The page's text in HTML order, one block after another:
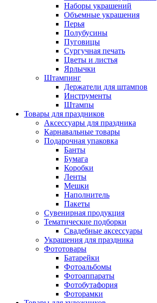
Наборы украшений
Объемные украшения
Перья
Полубусины
Пуговицы
Сургучная печать
Цветы и листья
Ярлычки
Штампинг
Держатели для штампов
Инструменты
Штампы
Товары для праздников
Аксессуары для праздника
Карнавальные товары
Подарочная упаковка
Банты
Бумага
Коробки
Ленты
Мешки
Наполнитель
Пакеты
Сувенирная продукция
Тематические подборки
Свадебные аксессуары
Украшения для праздника
Фототовары
Батарейки
Фотоальбомы
Фотоаппараты
Фотобутафория
Фоторамки